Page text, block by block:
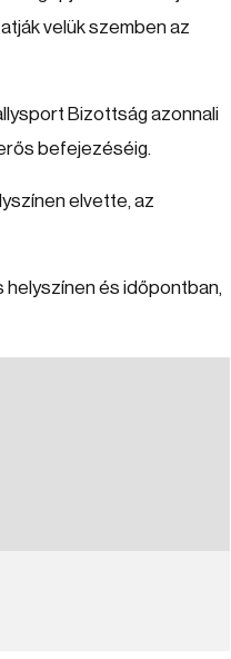
velük szemben az
Bizottság azonnali
befejezéséig.
elvette, az
helyszínen és időpontban,